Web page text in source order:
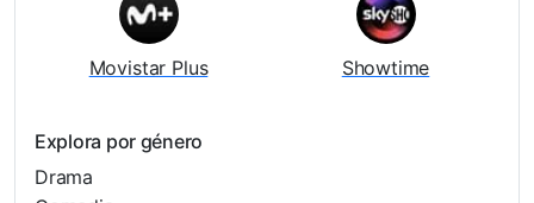
Movistar Plus Showtime
Explora por género
Drama